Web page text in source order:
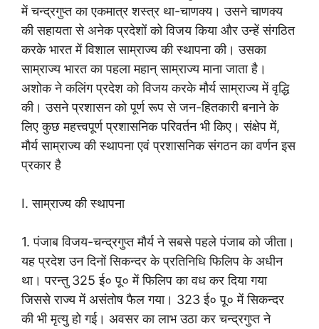
में चन्द्रगुप्त का एकमात्र शस्त्र था-चाणक्य। उसने चाणक्य
की सहायता से अनेक प्रदेशों को विजय किया और उन्हें संगठित
करके भारत में विशाल साम्राज्य की स्थापना की। उसका
साम्राज्य भारत का पहला महान् साम्राज्य माना जाता है।
अशोक ने कलिंग प्रदेश को विजय करके मौर्य साम्राज्य में वृद्धि
की। उसने प्रशासन को पूर्ण रूप से जन-हितकारी बनाने के
लिए कुछ महत्त्वपूर्ण प्रशासनिक परिवर्तन भी किए। संक्षेप में,
मौर्य साम्राज्य की स्थापना एवं प्रशासनिक संगठन का वर्णन इस
प्रकार है
I. साम्राज्य की स्थापना
1. पंजाब विजय-चन्द्रगुप्त मौर्य ने सबसे पहले पंजाब को जीता।
यह प्रदेश उन दिनों सिकन्दर के प्रतिनिधि फिलिप के अधीन
था। परन्तु 325 ई० पू० में फिलिप का वध कर दिया गया
जिससे राज्य में असंतोष फैल गया। 323 ई० पू० में सिकन्दर
की भी मृत्यु हो गई। अवसर का लाभ उठा कर चन्द्रगुप्त ने